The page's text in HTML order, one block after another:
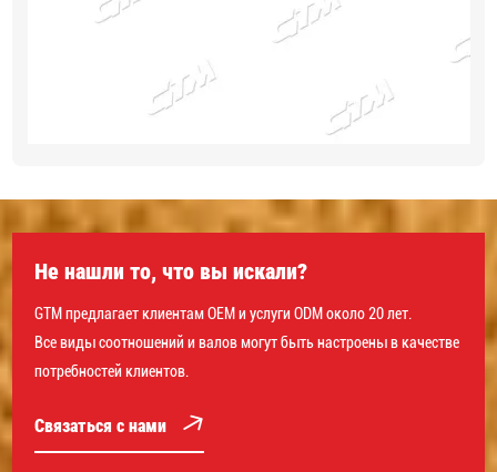
Не нашли то, что вы искали?
GTM предлагает клиентам OEM и услуги ODM около 20 лет.
Все виды соотношений и валов могут быть настроены в качестве
потребностей клиентов.
Связаться с нами